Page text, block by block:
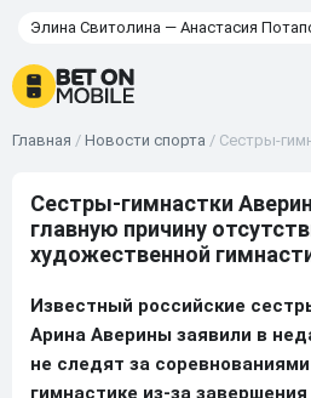
Элина Свитолина — Анастасия
Главная / Новости спорта / Сестры-
Сестры-гимнастки
главную причину
художественной
Известный российские
Арина Аверины заявили в
не следят за
гимнастике из-за